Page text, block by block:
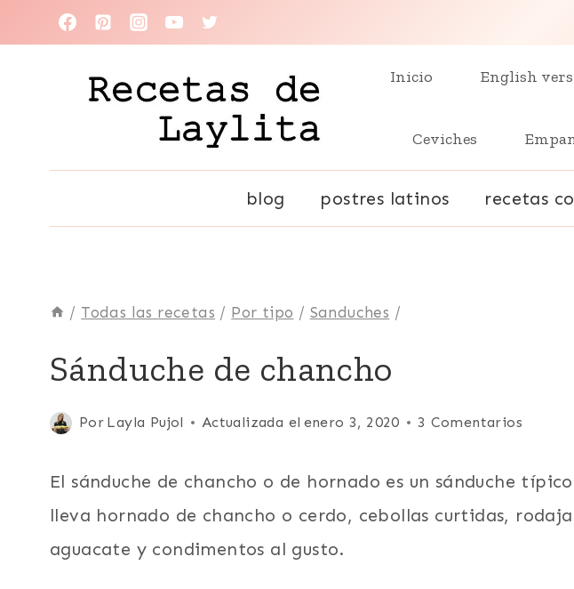
al
Inicio English
Ceviches
blog postres latinos recetas
/ Todas las recetas / Por tipo / Sanduches /
Y
CARNE
CHANCHO
O
|
Sánduche de chancho
Por Layla Pujol
Publicada
noviembre 11, 2012
Actualizada el enero 3, 2020 3 Comentarios
El sánduche de chancho o de hornado es un sánduche
lleva hornado de chancho o cerdo, cebollas curtidas,
aguacate y condimentos al gusto.